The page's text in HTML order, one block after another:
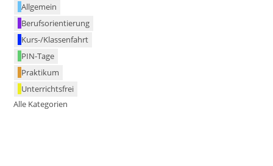
Allgemein
Berufsorientierung
Kurs-/Klassenfahrt
PIN-Tage
Praktikum
Unterrichtsfrei
Alle Kategorien